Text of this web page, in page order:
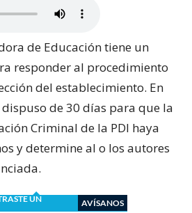
de Educación tiene un
responder al procedimiento
del establecimiento. En
de 30 días para que la
Criminal de la PDI haya
y determine al o los autores
UN
AVÍSANOS